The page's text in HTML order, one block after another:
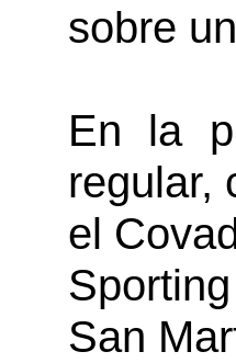
sobre
En la
regular,
el
San